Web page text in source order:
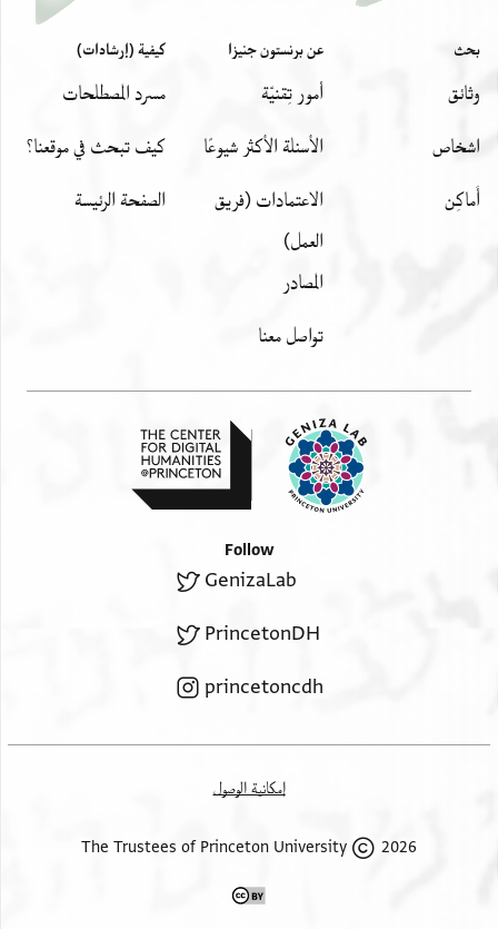
بحث
وثائق
اشخاص
أَماكِن
عن برنستون جنيزا
أمور تِقنيّة
الأسئلة الأكثر شيوعًا
الاعتمادات (فريق
العمل)
المصادر
تواصل معنا
كيفية (إرشادات)
مسرد المصطلحات
كيف تبحث في موقعنا؟
الصفحة الرئيسة
Follow
GenizaLab
PrincetonDH
princetoncdh
إمكانية الوصول
2026 The Trustees of Princeton University